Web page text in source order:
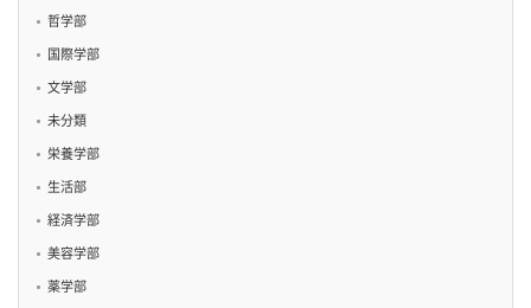
哲学部
国際学部
文学部
未分類
栄養学部
生活部
経済学部
美容学部
薬学部